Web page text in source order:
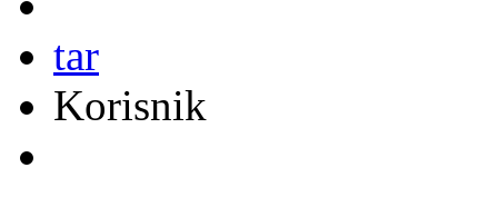
tar
Korisnik